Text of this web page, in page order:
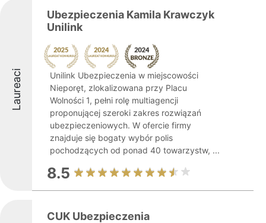
Laureaci
Ubezpieczenia Kamila Krawczyk
Unilink
Unilink Ubezpieczenia w miejscowości
Nieporęt, zlokalizowana przy Placu
Wolności 1, pełni rolę multiagencji
proponującej szeroki zakres rozwiązań
ubezpieczeniowych. W ofercie firmy
znajduje się bogaty wybór polis
pochodzących od ponad 40 towarzystw, ...
8.5
CUK Ubezpieczenia